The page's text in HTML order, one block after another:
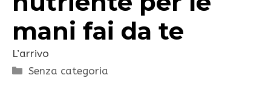
mani fai da te
L’arrivo
Categorie
Senza categoria